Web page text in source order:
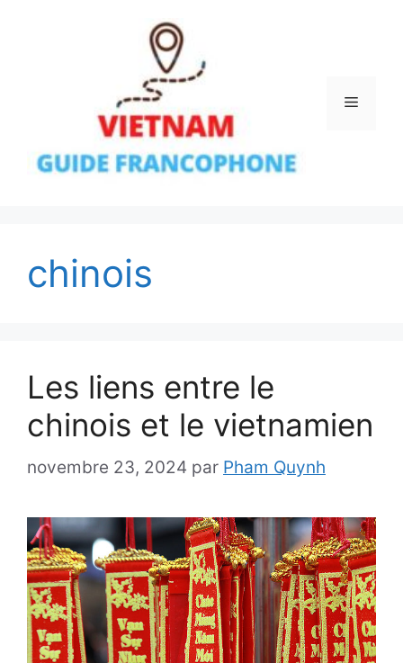
Menu
chinois
Les liens entre le
chinois et le vietnamien
novembre 23, 2024 par Pham Quynh